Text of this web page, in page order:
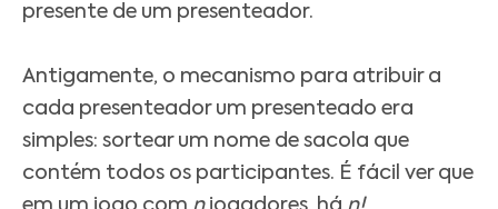
presente de um presenteador.
Antigamente, o mecanismo para atribuir a
cada presenteador um presenteado era
simples: sortear um nome de sacola que
contém todos os participantes. É fácil ver que